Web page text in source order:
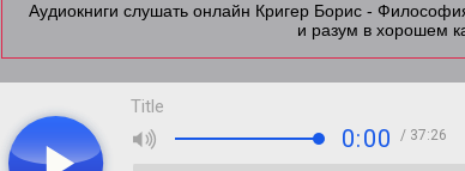
Аудиокниги слушать онлайн Кригер Борис -
и разум в хорошем
Title
0:00 / 37:26